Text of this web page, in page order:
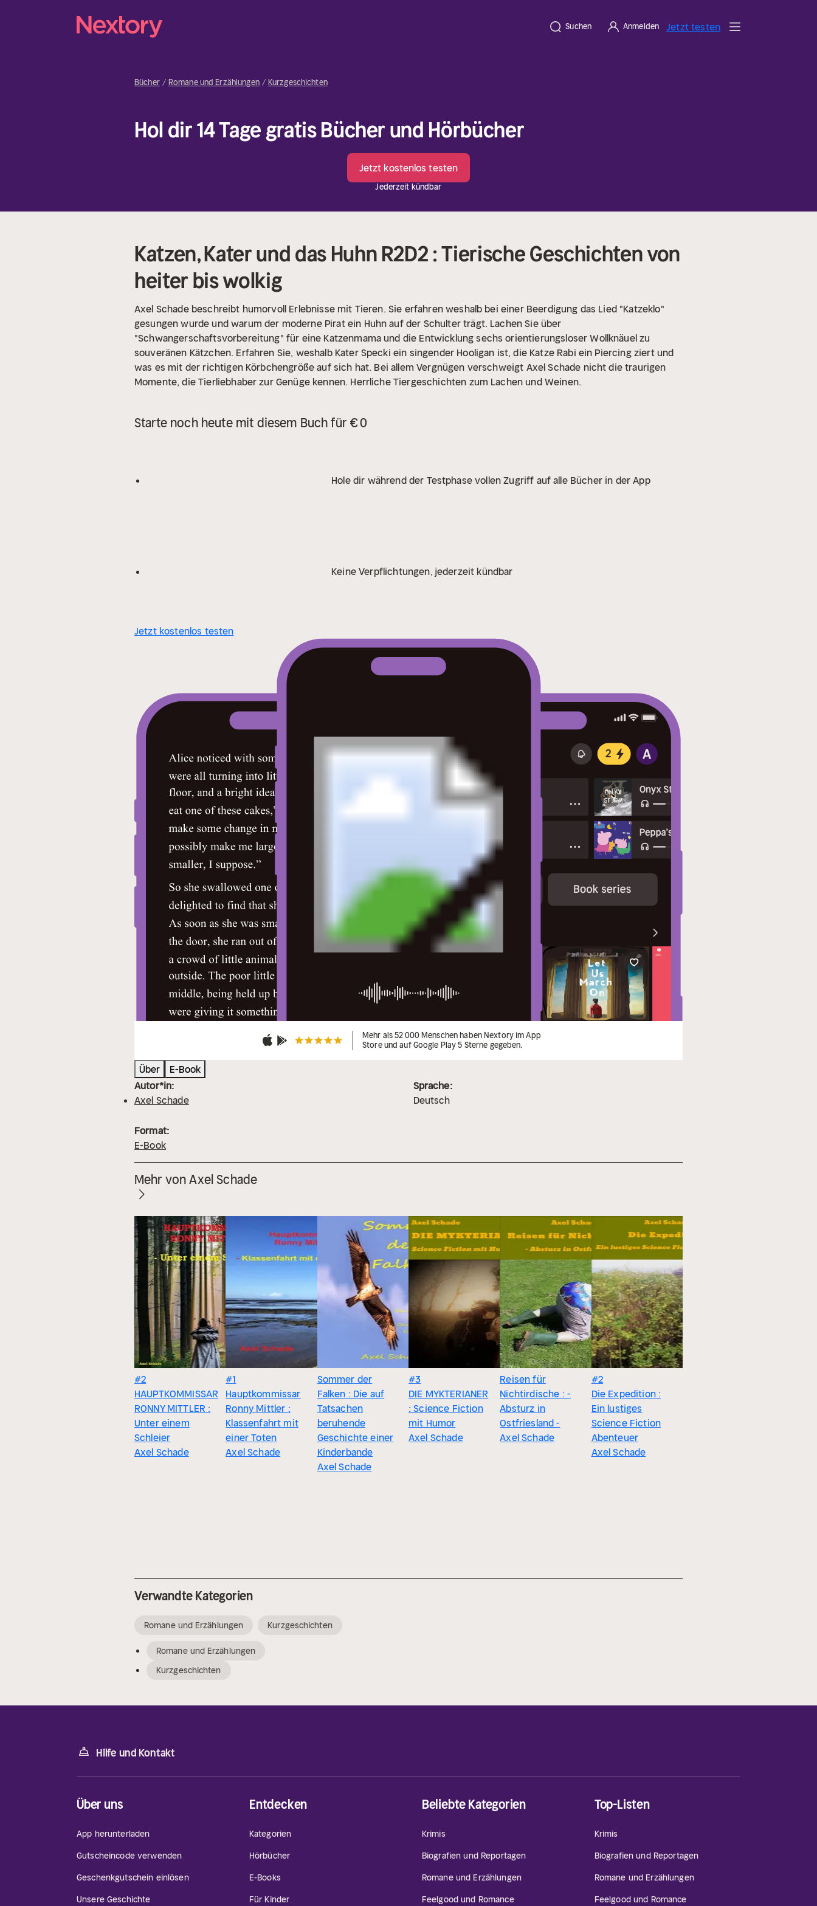
Suchen Anmelden Jetzt testen
Bücher Romane und Erzählungen Kurzgeschichten
Hol dir 14 Tage gratis Bücher und Hörbücher
Jetzt kostenlos testen
Jederzeit kündbar
Katzen, Kater und das Huhn R2D2 : Tierische Geschichten von
heiter bis wolkig
Axel Schade beschreibt humorvoll Erlebnisse mit Tieren. Sie erfahren weshalb bei einer Beerdigung das Lied "Katzeklo"
gesungen wurde und warum der moderne Pirat ein Huhn auf der Schulter trägt. Lachen Sie über
"Schwangerschaftsvorbereitung" für eine Katzenmama und die Entwicklung sechs orientierungsloser Wollknäuel zu
souveränen Kätzchen. Erfahren Sie, weshalb Kater Specki ein singender Hooligan ist, die Katze Rabi ein Piercing ziert und
was es mit der richtigen Körbchengröße auf sich hat. Bei allem Vergnügen verschweigt Axel Schade nicht die traurigen
Momente, die Tierliebhaber zur Genüge kennen. Herrliche Tiergeschichten zum Lachen und Weinen.
Starte noch heute mit diesem Buch für € 0
Hole dir während der Testphase vollen Zugriff auf alle Bücher in der App
Keine Verpflichtungen, jederzeit kündbar
Jetzt kostenlos testen
Mehr als 52 000 Menschen haben Nextory im App
Store und auf Google Play 5 Sterne gegeben.
Über
E-Book
Autor*in:
Axel Schade
Sprache:
Deutsch
Format:
E-Book
Mehr von Axel Schade
#2
HAUPTKOMMISSAR
RONNY MITTLER :
Unter einem
Schleier
Axel Schade
#1
Hauptkommissar
Ronny Mittler :
Klassenfahrt mit
einer Toten
Axel Schade
Sommer der
Falken : Die auf
Tatsachen
beruhende
Geschichte einer
Kinderbande
Axel Schade
#3
DIE MYKTERIANER
: Science Fiction
mit Humor
Axel Schade
Reisen für
Nichtirdische : -
Absturz in
Ostfriesland -
Axel Schade
#2
Die Expedition :
Ein lustiges
Science Fiction
Abenteuer
Axel Schade
Verwandte Kategorien
Romane und Erzählungen Kurzgeschichten
Romane und Erzählungen
Kurzgeschichten
Hilfe und Kontakt
Über uns
App herunterladen
Gutscheincode verwenden
Geschenkgutschein einlösen
Unsere Geschichte
Entdecken
Kategorien
Hörbücher
E-Books
Für Kinder
Beliebte Kategorien
Krimis
Biografien und Reportagen
Romane und Erzählungen
Feelgood und Romance
Top-Listen
Krimis
Biografien und Reportagen
Romane und Erzählungen
Feelgood und Romance